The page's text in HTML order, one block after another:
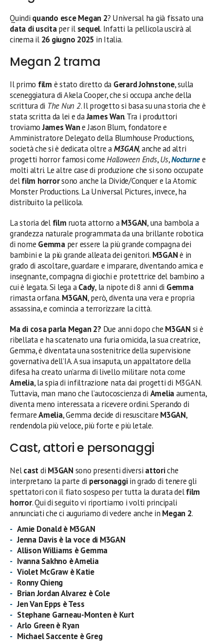
Quindi quando esce Megan 2? Universal ha già fissato una
data di uscitaper il sequel. Infatti la pellicola uscirà al
cinema il 26 giugno 2025 in Italia.
Megan 2 trama
Il primo film è stato diretto da Gerard Johnstone, sulla
sceneggiatura di Akela Cooper, che si occupa anche della
scrittura di The Nun 2. Il progetto si basa su una storia che è
stata scritta da lei e daJames Wan. Tra i produttori
troviamoJames Wane Jason Blum, fondatore e
Amministratore Delegato della Blumhouse Productions,
società che si è dedicata oltre aM3GAN, anche ad altri
progetti horror famosi comeHalloween Ends,Us,Nocturnee
molti altri. Le altre case di produzione che si sono occupate
delfilm horrorsono anche la Divide/Conquer e la Atomic
Monster Productions. La Universal Pictures, invece, ha
distribuito la pellicola.
La storia delfilm ruota attorno aM3GAN, una bambola a
grandezza naturale programmata da una brillante robotica
di nome Gemmaper essere la più grande compagna dei
bambini e la più grande alleata dei genitori. M3GANè in
grado di ascoltare, guardare e imparare, diventando amica e
insegnante, compagna di giochi e protettrice del bambino a
cui è legata. Si lega aCady, la nipote di 8 anni di Gemma
rimasta orfana.M3GAN, però, diventa una vera e propria
assassina, e comincia a terrorizzare la città.
Ma di cosa parla Megan 2? Due anni dopo che M3GAN si è
ribellata e ha scatenato una furia omicida, la sua creatrice,
Gemma, è diventata una sostenitrice della supervisione
governativa dell’IA. A sua insaputa, un appaltatore della
difesa ha creato un’arma di livello militare nota come
Amelia, la spia di infiltrazione nata dai progetti di M3GAN.
Tuttavia, man mano che l’autocoscienza di Ameliaaumenta,
diventa meno interessata a ricevere ordini. Sperando di
fermareAmelia, Gemma decide di resuscitare M3GAN,
rendendola più veloce, più forte e più letale.
Cast, attori e personaggi
Nelcastdi M3GAN sono presenti diversi attoriche
interpretano la parte di personaggiin grado di tenere gli
spettatori con il fiato sospeso per tutta la durata delfilm
horror. Qui di seguito vi riportiamo i volti principali
annunciati che ci auguriamo di vedere anche in Megan 2.
Amie Donald è M3GAN
Jenna Davis è la voce di M3GAN
Allison Williams è Gemma
Ivanna Sakhno è Amelia
Violet McGraw è Katie
Ronny Chieng
Brian Jordan Alvarez è Cole
Jen Van Epps è Tess
Stephane Garneau-Monten è Kurt
Arlo Green è Ryan
Michael Saccente è Greg